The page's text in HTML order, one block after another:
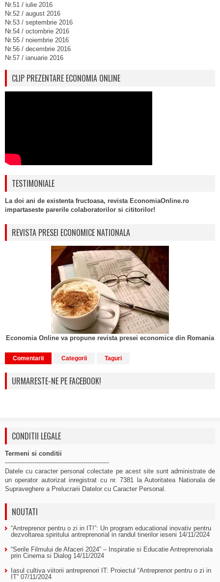
Nr.51 / iulie 2016
Nr.52 / august 2016
Nr.53 / septembrie 2016
Nr.54 / octombrie 2016
Nr.55 / noiembrie 2016
Nr.56 / decembrie 2016
Nr.57 / ianuarie 2016
CLIP PREZENTARE ECONOMIA ONLINE
TESTIMONIALE
La doi ani de existenta fructoasa, revista EconomiaOnline.ro
impartaseste parerile colaboratorilor si cititorilor!
REVISTA PRESEI ECONOMICE NATIONALA
Economia Online va propune revista presei economice din Romania
Comentarii Categorii Taguri
URMARESTE-NE PE FACEBOOK!
CONDITII LEGALE
Termeni si conditii
-----------------------------------------------------
Datele cu caracter personal colectate pe acest site sunt administrate de
un operator autorizat inregistrat cu nr. 7381 la Autoritatea Nationala de
Supraveghere a Prelucrarii Datelor cu Caracter Personal.
NOUTATI
“Antreprenor pentru o zi in IT!”: Un program educational inovativ pentru
dezvoltarea spiritului antreprenorial in randul tinerilor ieseni 14/11/2024
“Serile Filmului de Afaceri 2024” – Inspiratie si Educatie Antreprenoriala
prin Cinema si Dialog 14/11/2024
Iasul cultiva viitorii antreprenori IT: Proiectul “Antreprenor pentru o zi in
IT” 07/11/2024